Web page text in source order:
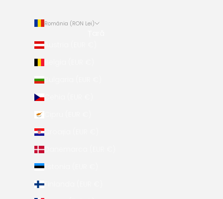
România (RON Lei)
Austria (EUR €)
Belgia (EUR €)
Bulgaria (EUR €)
Cehia (EUR €)
Croația (EUR €)
Danemarca (EUR €)
Estonia (EUR €)
Finlanda (EUR €)